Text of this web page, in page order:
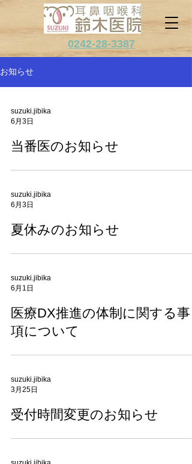
0242-28-3387
お知らせ
suzuki.jibika
6月3日
当番医のお知らせ
suzuki.jibika
6月3日
夏休みのお知らせ
suzuki.jibika
6月1日
医療DX推進の体制に関する事
項について
suzuki.jibika
3月25日
受付時間変更のお知らせ